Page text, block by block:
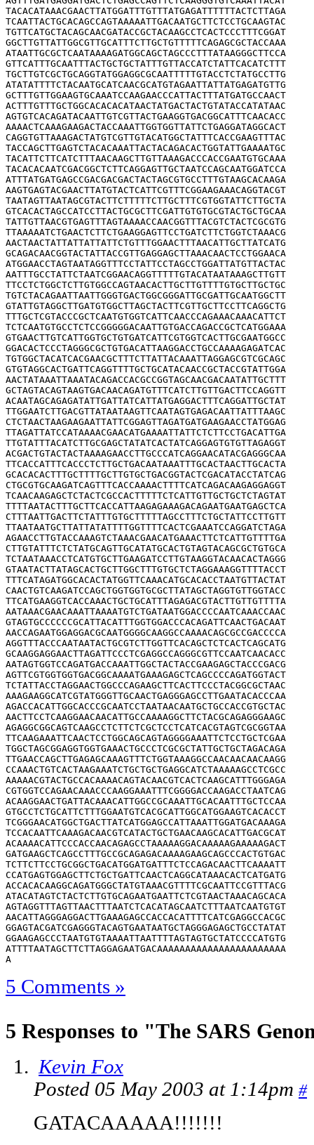
5 Comments »
5 Responses to "The SARS
Kevin Fox
Posted 05 May 2003 at 1:14pm #
GATACAAAAA!!!!!!!